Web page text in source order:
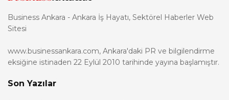
Business Ankara - Ankara İş Hayatı, Sektörel Haberler Web
Sitesi
www.businessankara.com, Ankara'daki PR ve bilgilendirme
eksiğine istinaden 22 Eylül 2010 tarihinde yayına başlamıştır.
Son Yazılar